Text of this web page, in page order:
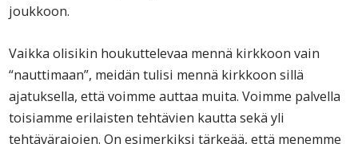
joukkoon.
Vaikka olisikin houkuttelevaa mennä kirkkoon vain
“nauttimaan”, meidän tulisi mennä kirkkoon sillä
ajatuksella, että voimme auttaa muita. Voimme palvella
toisiamme erilaisten tehtävien kautta sekä yli
tehtävärajojen. On esimerkiksi tärkeää, että menemme